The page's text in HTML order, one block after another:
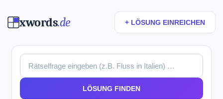
xwords.de + LÖSUNG EINREICHEN
LÖSUNG FINDEN